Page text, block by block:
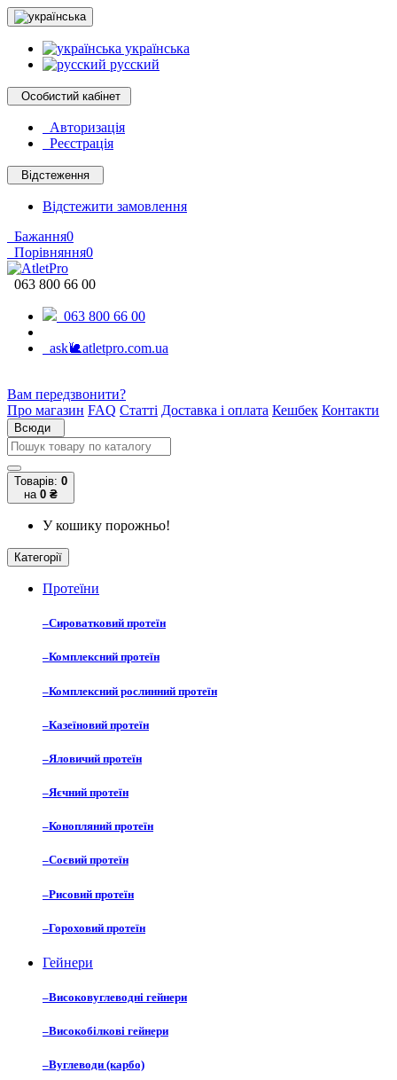
українська
русский
Особистий кабінет
Авторизація
Реєстрація
Відстеження
Відстежити замовлення
Бажання0
Порівняння0
063 800 66 00
063 800 66 00
ask🐌atletpro.com.ua
Вам передзвонити?
Про магазин FAQ Статті Доставка і оплата Кешбек Контакти
Всюди
Товарів: 0
на 0 ₴
У кошику порожньо!
Категорії
Протеїни
–Сироватковий протеїн
–Комплексний протеїн
–Комплексний рослинний протеїн
–Казеїновий протеїн
–Яловичий протеїн
–Яєчний протеїн
–Конопляний протеїн
–Соєвий протеїн
–Рисовий протеїн
–Гороховий протеїн
Гейнери
–Високовуглеводні гейнери
–Високобілкові гейнери
–Вуглеводи (карбо)